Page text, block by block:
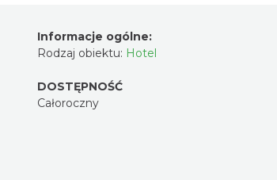
Informacje ogólne:
Rodzaj obiektu: Hotel
DOSTĘPNOŚĆ
Całoroczny